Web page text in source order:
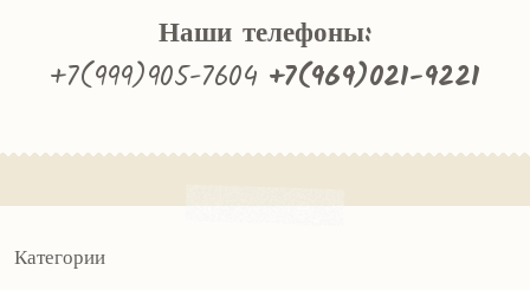
Наши телефоны:
+7(999)905-7604 +7(969)021-9221
Категории